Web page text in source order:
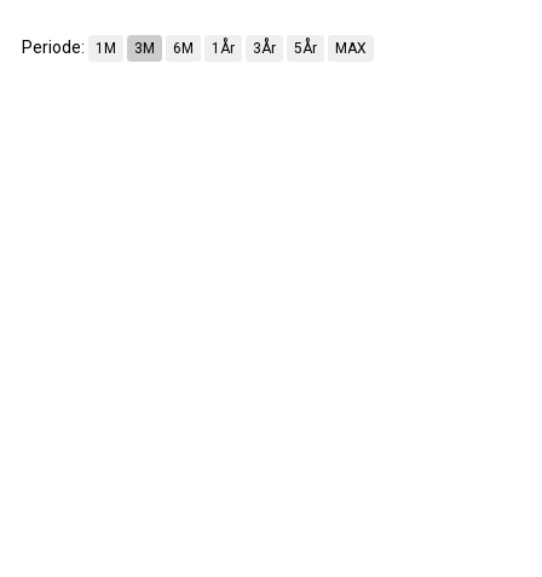
Periode: 1M 3M 6M 1År 3År 5År MAX